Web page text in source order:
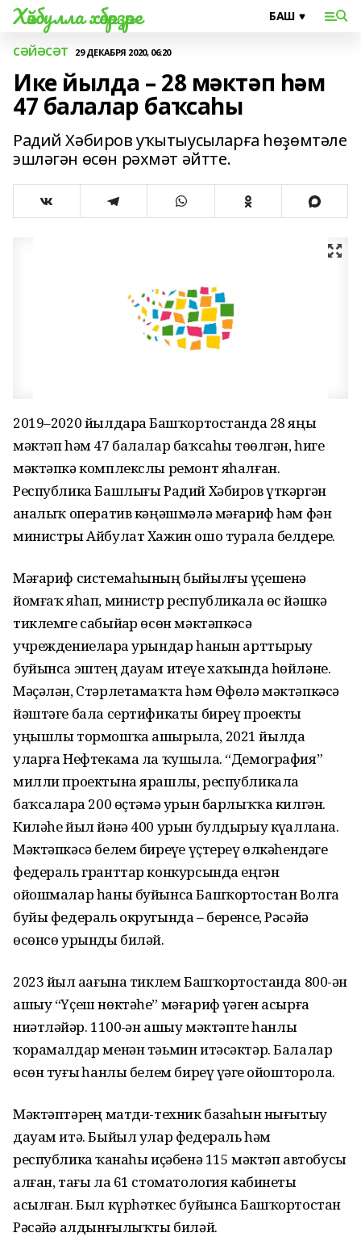
Хәйбулла хәбәрҙәре
СӘЙӘСӘТ 29 ДЕКАБРЯ 2020, 06:20
Ике йылда – 28 мәктәп һәм
47 балалар баҡсаһы
Радий Хәбиров уҡытыусыларға һөҙөмтәле
эшләгән өсөн рәхмәт әйтте.
2019–2020 йылдарҙа Башҡортостанда 28 яңы
мәктәп һәм 47 балалар баҡсаһы төҙөлгән, һигеҙ
мәктәпкә комплекслы ремонт яһалған.
Республика Башлығы Радий Хәбиров үткәргән
аҙналыҡ оператив кәңәшмәлә мәғариф һәм фән
министры Айбулат Хажин ошо турала белдерҙе.
Мәғариф системаһының быйылғы үҫешенә
йомғаҡ яһап, министр республикала өс йәшкә
тиклемге сабыйҙар өсөн мәктәпкәсә
учреждениеларҙа урындар һанын арттырыу
буйынса эштең дауам итеүе хаҡында һөйләне.
Мәҫәлән, Стәрлетамаҡта һәм Өфөлә мәктәпкәсә
йәштәге бала сертификаты биреү проекты
уңышлы тормошҡа ашырыла, 2021 йылда
уларға Нефтекама ла ҡушыла. “Демография”
милли проектына ярашлы, республикала
баҡсаларҙа 200 өҫтәмә урын барлыҡҡа килгән.
Киләһе йыл йәнә 400 урын булдырыу күҙаллана.
Мәктәпкәсә белем биреүҙе үҫтереү өлкәһендәге
федераль гранттар конкурсында еңгән
ойошмалар һаны буйынса Башҡортостан Волга
буйы федераль округында – беренсе, Рәсәйҙә
өсөнсө урынды биләй.
2023 йыл аҙағына тиклем Башҡортостанда 800-ҙән
ашыу “Үҫеш нөктәһе” мәғариф үҙәген асырға
ниәтләйҙәр. 1100-ҙән ашыу мәктәпте һанлы
ҡорамалдар менән тәьмин итәсәктәр. Балалар
өсөн туғыҙ һанлы белем биреү үҙәге ойошторола.
Мәктәптәрҙең матди-техник базаһын нығытыу
дауам итә. Быйыл улар федераль һәм
республика ҡаҙнаһы иҫәбенә 115 мәктәп автобусы
алған, тағы ла 61 стоматология кабинеты
асылған. Был күрһәткес буйынса Башҡортостан
Рәсәйҙә алдынғылыҡты биләй.